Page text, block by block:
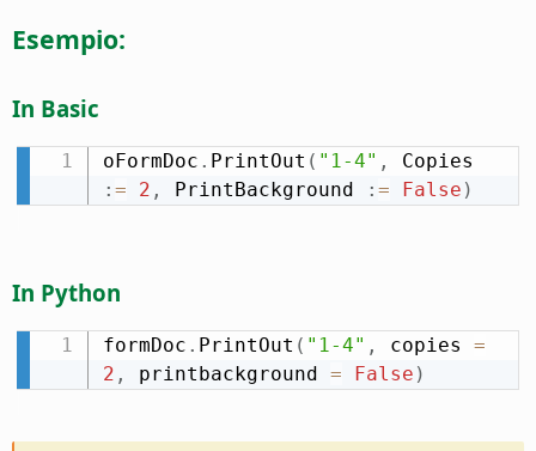
Esempio:
In Basic
oFormDoc . PrintOut ( "1-4" ,
: = 2 , PrintBackground : = False )
In Python
formDoc . PrintOut ( "1-4" , copies =
2 , printbackground = False )